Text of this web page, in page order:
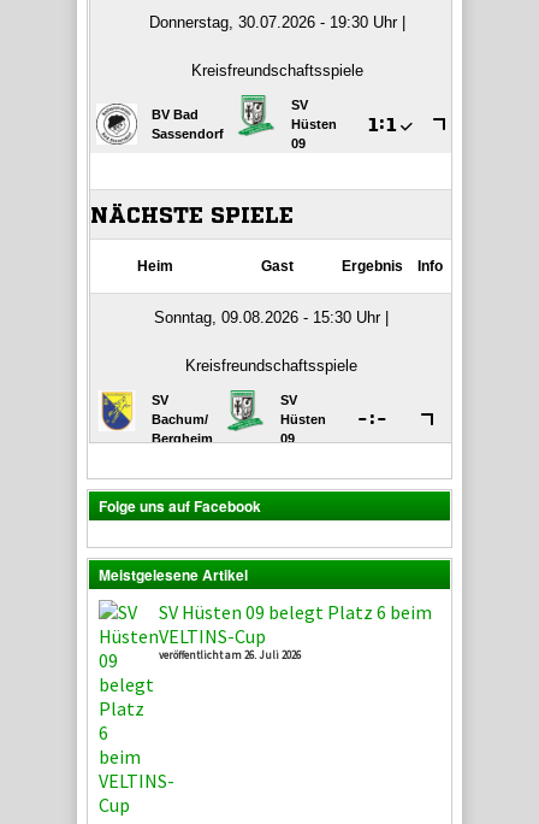
Folge uns auf Facebook
Meistgelesene Artikel
SV Hüsten 09 belegt Platz 6 beim
VELTINS-Cup
veröffentlicht am 26. Juli 2026